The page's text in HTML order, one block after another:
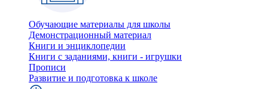
Обучающие материалы для школы
Демонстрационный материал
Книги и энциклопедии
Книги с заданиями, книги - игрушки
Прописи
Развитие и подготовка к школе